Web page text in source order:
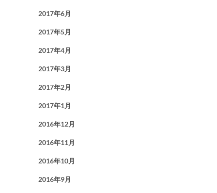
2017年6月
2017年5月
2017年4月
2017年3月
2017年2月
2017年1月
2016年12月
2016年11月
2016年10月
2016年9月